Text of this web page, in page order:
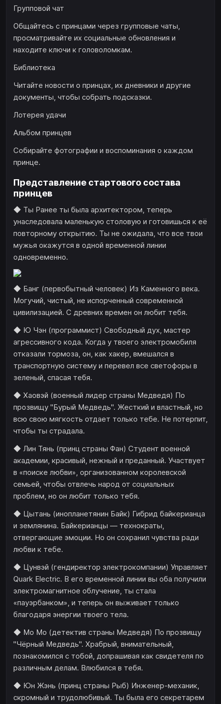
Групповой чат
Общайтесь с принцами через групповые чаты,
просматривайте их социальные обновления и
находите ключи к головоломкам.
Библиотека
Читайте новости о принцах, их дневники и другие
документы, чтобы собрать подсказки.
Лотерея удачи
Альбом принцев
Собирайте фотографии и воспоминания о каждом
принце.
Представление стартового состава
принцев
◆ Ты Ранее ты была архитектором, теперь
унаследовала маленькую столовую и готовишься к её
повторному открытию. Ты не ожидала, что все твои
мужья окажутся в одной временной линии
одновременно.
◆ Банг (первобытный человек) Из Каменного века.
Могучий, чистый, не испорченный современной
цивилизацией. С древних времен он любит тебя.
◆ Ю Чэн (программист) Свободный дух, мастер
агрессивного кода. Когда у твоего электромобиля
отказали тормоза, он, как хакер, вмешался в
транспортную систему и перевел все светофоры в
зеленый, спасая тебя.
◆ Хаовэй (военный лидер страны Медведя) По
прозвищу "Бурый Медведь". Жесткий и властный, но
всю свою мягкость отдает только тебе. Не потерпит,
чтобы ты страдала.
◆ Лин Тянь (принц страны Фан) Студент военной
академии, красивый, нежный и преданный. Участвует
в «поиске любви», организованном королевской
семьей, чтобы отвлечь народ от социальных
проблем, но он любит только тебя.
◆ Цытань (инопланетянин Байк) Гибрид байкерианца
и землянина. Байкерианцы — технократы,
отвергающие эмоции. Но он сохранил чувства ради
любви к тебе.
◆ Цунвэй (гендиректор электрокомпании) Управляет
Quark Electric. В его временной линии вы оба получили
электромагнитное облучение, ты стала
«пауэрбанком», и теперь он выживает только
благодаря энергии твоего тела.
◆ Мо Мо (детектив страны Медведя) По прозвищу
"Чёрный Медведь". Храбрый, внимательный,
познакомился с тобой, допрашивая как свидетеля по
различным делам. Влюбился в тебя.
◆ Юн Жэнь (принц страны Рыб) Инженер-механик,
скромный и трудолюбивый. Ты была его секретарем